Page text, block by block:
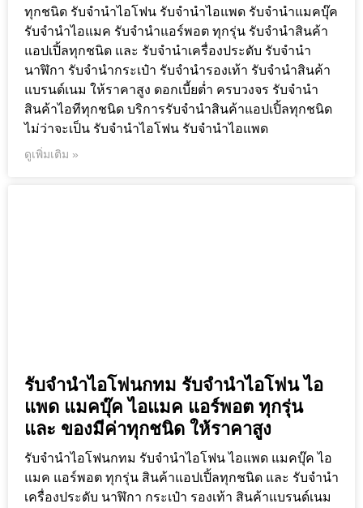
ทุกชนิด รับจำนำไอโฟน รับจำนำไอแพด รับจำนำแมคบุ๊ค
รับจำนำไอแมค รับจำนำแอร์พอต ทุกรุ่น รับจำนำสินค้า
แอปเปิ้ลทุกชนิด และ รับจำนำเครื่องประดับ รับจำนำ
นาฬิกา รับจำนำกระเป๋า รับจำนำรองเท้า รับจำนำสินค้า
แบรนด์เนม ให้ราคาสูง ดอกเบี้ยต่ำ ครบวงจร รับจำนำ
สินค้าไอทีทุกชนิด บริการรับจำนำสินค้าแอปเปิ้ลทุกชนิด
ไม่ว่าจะเป็น รับจำนำไอโฟน รับจำนำไอแพด
ดูเพิ่มเติม »
รับจำนำไอโฟนกทม รับจำนำไอโฟน ไอ
แพด แมคบุ๊ค ไอแมค แอร์พอต ทุกรุ่น
และ ของมีค่าทุกชนิด ให้ราคาสูง
รับจำนำไอโฟนกทม รับจำนำไอโฟน ไอแพด แมคบุ๊ค ไอ
แมค แอร์พอต ทุกรุ่น สินค้าแอปเปิ้ลทุกชนิด และ รับจำนำ
เครื่องประดับ นาฬิกา กระเป๋า รองเท้า สินค้าแบรนด์เนม